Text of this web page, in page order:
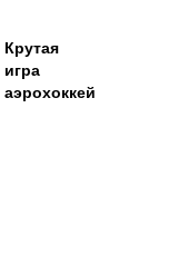
Крутая
игра
аэрохоккей